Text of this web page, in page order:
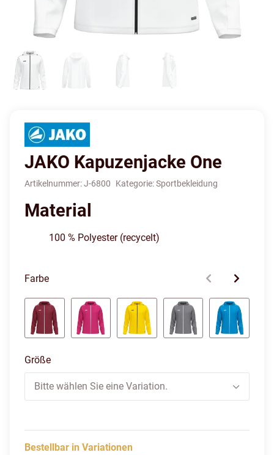
JAKO Kapuzenjacke One
Artikelnummer:J-6800 Kategorie:Sportbekleidung
Material
100 % Polyester (recycelt)
Farbe
Größe
Bitte wählen Sie eine Variation.
Bestellbar in Variationen